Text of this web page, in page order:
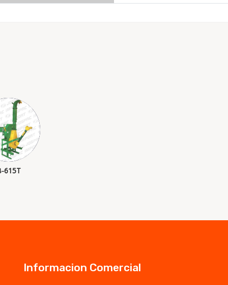
615T
Informacion Comercial